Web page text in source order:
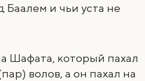
Баалем и чьи уста не
Шафата, который пахал
волов, а он пахал на